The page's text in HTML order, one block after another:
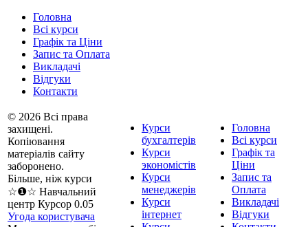
Головна
Всі курси
Графік та Ціни
Запис та Оплата
Викладачі
Відгуки
Контакти
© 2026 Всі права
захищені.
Копіювання
матеріалів сайту
заборонено.
Більше, ніж курси
☆❶☆ Навчальний
центр Курсор 0.05
Угода користувача
Курси
бухгалтерів
Курси
экономістів
Курси
менеджерів
Курси
інтернет
Головна
Всі курси
Графік та
Ціни
Запис та
Оплата
Викладачі
Відгуки